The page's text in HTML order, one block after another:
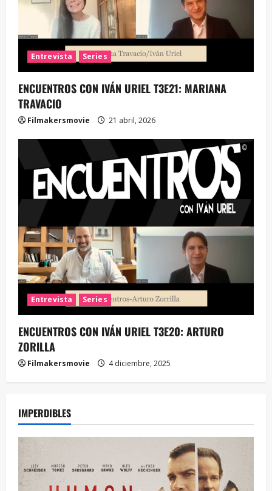
Entrevista Series
ENCUENTROS CON IVÁN URIEL T3E21: MARIANA
TRAVACIO
Filmakersmovie 21 abril, 2026
Entrevista Series
ENCUENTROS CON IVÁN URIEL T3E20: ARTURO
ZORILLA
Filmakersmovie 4 diciembre, 2025
IMPERDIBLES